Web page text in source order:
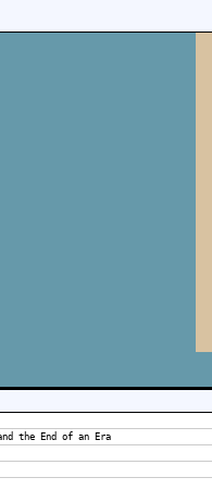
the End of an Era